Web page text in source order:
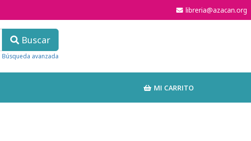
libreria@azacan.org
Buscar
Búsqueda avanzada
MI CARRITO